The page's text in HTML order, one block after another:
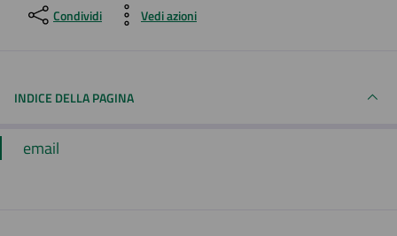
Condividi Vedi azioni
INDICE DELLA PAGINA
email